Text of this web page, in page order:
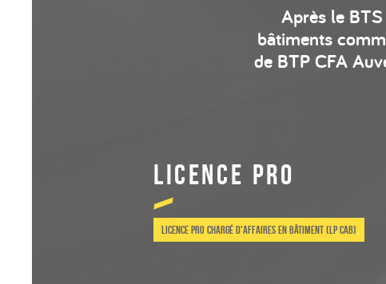
Après le
bâtiments
de BTP CFA
Licence pro
Licence Pro Chargé d'affaires en bâtiment (LP CAB)